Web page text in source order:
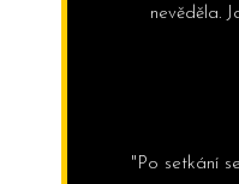
nevěděla.
"Po setkání